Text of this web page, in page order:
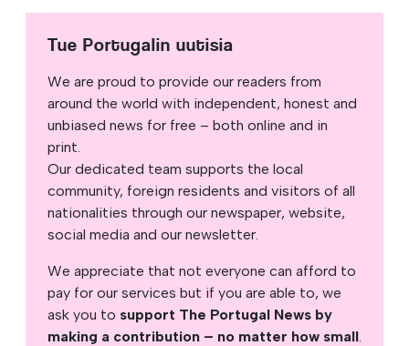
Tue Portugalin uutisia
We are proud to provide our readers from
around the world with independent, honest and
unbiased news for free – both online and in
print.
Our dedicated team supports the local
community, foreign residents and visitors of all
nationalities through our newspaper, website,
social media and our newsletter.
We appreciate that not everyone can afford to
pay for our services but if you are able to, we
ask you to support The Portugal News by
making a contribution – no matter how small.